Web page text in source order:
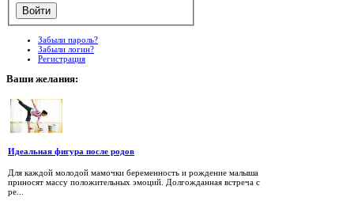
Забыли пароль?
Забыли логин?
Регистрация
Ваши желания:
Идеальная фигура после родов
Для каждой молодой мамочки беременность и рождение малыша
приносят массу положительных эмоций. Долгожданная встреча с
ре...